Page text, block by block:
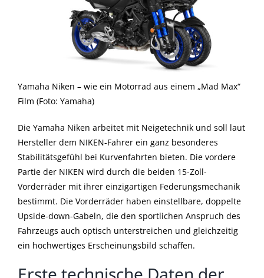
Yamaha Niken – wie ein Motorrad aus einem „Mad Max“
Film (Foto: Yamaha)
Die Yamaha Niken arbeitet mit Neigetechnik und soll laut
Hersteller dem NIKEN-Fahrer ein ganz besonderes
Stabilitätsgefühl bei Kurvenfahrten bieten. Die vordere
Partie der NIKEN wird durch die beiden 15-Zoll-
Vorderräder mit ihrer einzigartigen Federungsmechanik
bestimmt. Die Vorderräder haben einstellbare, doppelte
Upside-down-Gabeln, die den sportlichen Anspruch des
Fahrzeugs auch optisch unterstreichen und gleichzeitig
ein hochwertiges Erscheinungsbild schaffen.